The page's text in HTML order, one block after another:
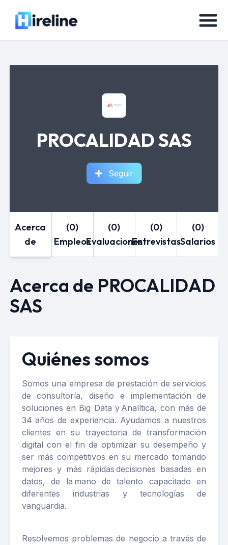
PROCALIDAD SAS
Seguir
Acerca
de
(0)
Empleos
(0)
Evaluaciones
(0)
Entrevistas
(0)
Salarios
Acerca de PROCALIDAD
SAS
Quiénes somos
Somos una empresa de prestación de servicios
de consultoría, diseño e implementación de
soluciones en Big Data y Analítica, con más de
34 años de experiencia. Ayudamos a nuestros
clientes en su trayectoria de transformación
digital con el fin de optimizar su desempeño y
ser más competitivos en su mercado tomando
mejores y más rápidas decisiones basadas en
datos, de la mano de talento capacitado en
diferentes industrias y tecnologías de
vanguardia.
Resolvemos problemas de negocio a través de